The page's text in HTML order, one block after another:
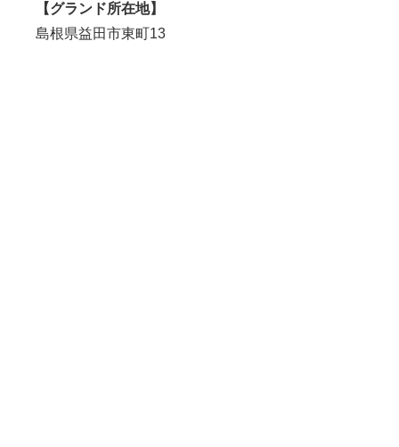
【グランド所在地】
島根県益田市東町13